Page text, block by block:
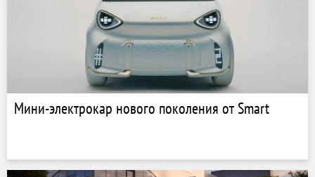
Мини-электрокар нового поколения от Smart